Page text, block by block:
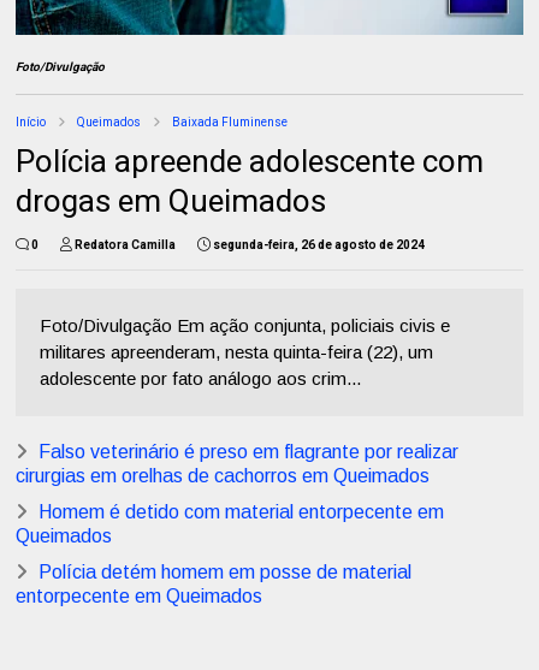
Foto/Divulgação
Início Queimados Baixada Fluminense
Polícia apreende adolescente com
drogas em Queimados
0 Redatora Camilla segunda-feira, 26 de agosto de 2024
Foto/Divulgação Em ação conjunta, policiais civis e
militares apreenderam, nesta quinta-feira (22), um
adolescente por fato análogo aos crim...
Falso veterinário é preso em flagrante por realizar
cirurgias em orelhas de cachorros em Queimados
Homem é detido com material entorpecente em
Queimados
Polícia detém homem em posse de material
entorpecente em Queimados